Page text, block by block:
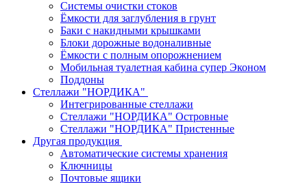
Системы очистки стоков
Ёмкости для заглубления в грунт
Баки с накидными крышками
Блоки дорожные водоналивные
Ёмкости с полным опорожнением
Мобильная туалетная кабина супер Эконом
Поддоны
Стеллажи "НОРДИКА"
Интегрированные стеллажи
Стеллажи "НОРДИКА" Островные
Стеллажи "НОРДИКА" Пристенные
Другая продукция
Автоматические системы хранения
Ключницы
Почтовые ящики